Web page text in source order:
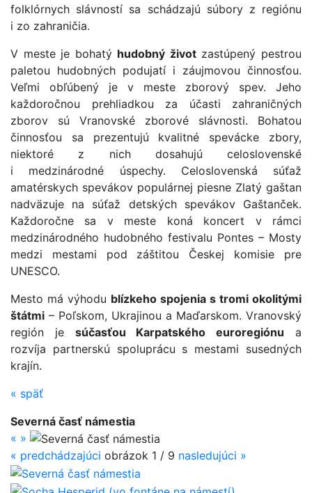
folklórnych slávností sa schádzajú súbory z regiónu
i zo zahraničia.
V meste je bohatý hudobný životzastúpený pestrou
paletou hudobných podujatí i záujmovou činnosťou.
Veľmi obľúbený je v meste zborový spev. Jeho
každoročnou prehliadkou za účasti zahraničných
zborov sú Vranovské zborové slávnosti. Bohatou
činnosťou sa prezentujú kvalitné spevácke zbory,
niektoré z nich dosahujú celoslovenské
i medzinárodné úspechy. Celoslovenská súťaž
amatérskych spevákov populárnej piesne Zlatý gaštan
nadväzuje na súťaž detských spevákov Gaštanček.
Každoročne sa v meste koná koncert v rámci
medzinárodného hudobného festivalu Pontes – Mosty
medzi mestami pod záštitou Českej komisie pre
UNESCO.
Mesto má výhodu blízkeho spojenia s tromi okolitými
štátmi – Poľskom, Ukrajinou a Maďarskom. Vranovský
región je súčasťou Karpatského euroregiónu a
rozvíja partnerskú spoluprácu s mestami susedných
krajín.
« späť
Severná časť námestia
« »
« predchádzajúci obrázok 1 / 9 nasledujúci »